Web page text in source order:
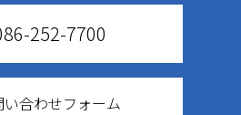
252-7700
い合わせフォーム